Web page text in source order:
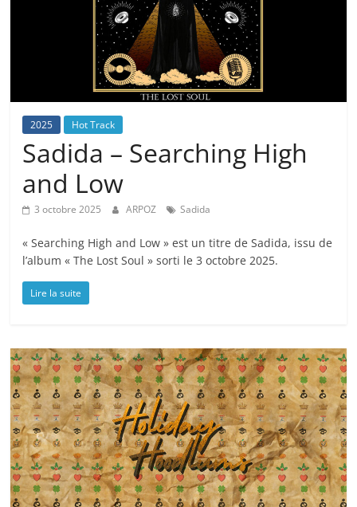
2025 Hot Track
Sadida – Searching High
and Low
3 octobre 2025 ARPOZ Sadida
« Searching High and Low » est un titre de Sadida, issu de
l’album « The Lost Soul » sorti le 3 octobre 2025.
Lire la suite